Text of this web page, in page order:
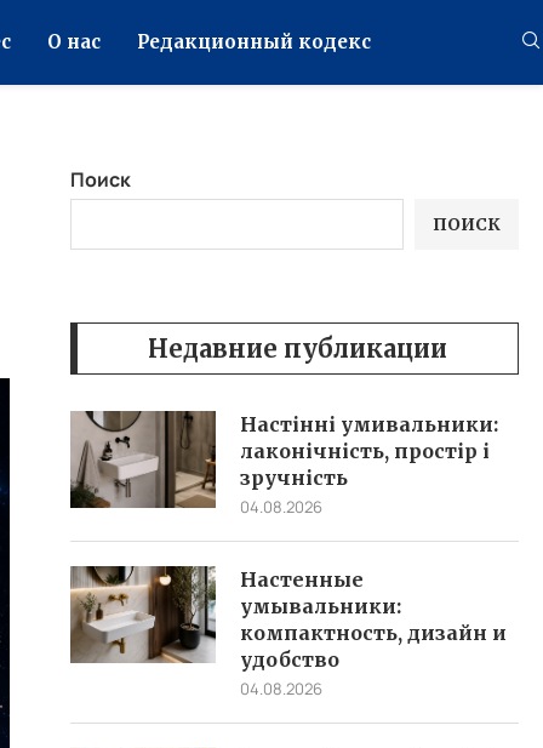
О нас Редакционный кодекс
Поиск
ПОИСК
Недавние публикации
Настінні умивальники:
лаконічність, простір і
зручність
04.08.2026
Настенные
умывальники:
компактность, дизайн и
удобство
04.08.2026